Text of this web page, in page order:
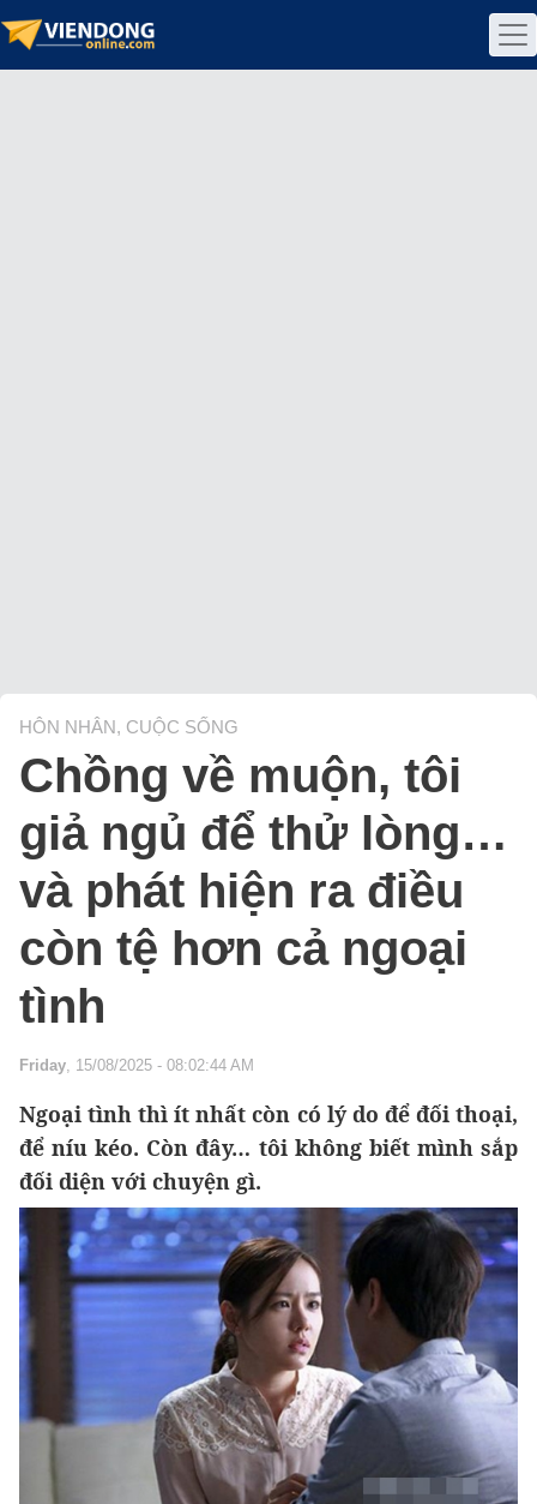
HÔN NHÂN, CUỘC SỐNG
Chồng về muộn, tôi
giả ngủ để thử lòng…
và phát hiện ra điều
còn tệ hơn cả ngoại
tình
Friday, 15/08/2025 - 08:02:44 AM
Ngoại tình thì ít nhất còn có lý do để đối thoại,
để níu kéo. Còn đây… tôi không biết mình sắp
đối diện với chuyện gì.